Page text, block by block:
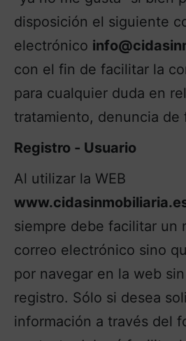
disposición el siguiente
electrónico
con el fin de facilitar la
para cualquier duda en
tratamiento, denuncia de
Registro ‐ Usuario
Al utilizar la WEB
siempre debe facilitar un
correo electrónico sino
por navegar en la web
registro. Sólo si desea
información a través del